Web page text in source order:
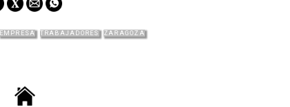
EMPRESA TRABAJADORES ZARAGOZA